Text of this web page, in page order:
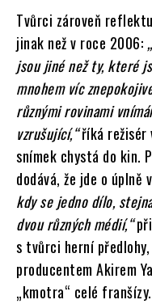
Tvůrci zároveň
jinak než v roce 2006:
jsou jiné než ty, které
mnohem víc
různými rovinami
vzrušující,“říká režisér
snímek chystá do kin.
dodává, že jde o úplně
kdy se jedno dílo,
dvou různých médií,“
s tvůrci herní
producentem Akirem
„kmotra“ celé franšízy.